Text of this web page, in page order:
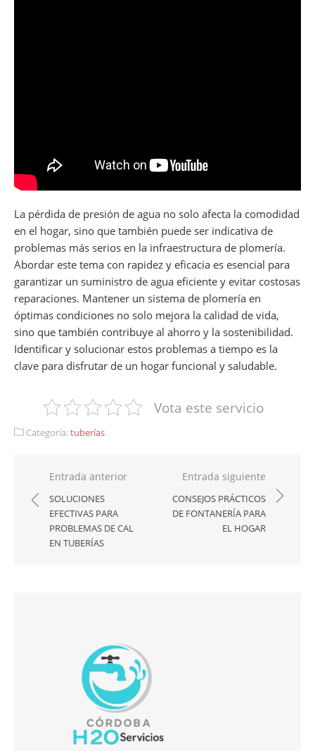
La pérdida de presión de agua no solo afecta la comodidad
en el hogar, sino que también puede ser indicativa de
problemas más serios en la infraestructura de plomería.
Abordar este tema con rapidez y eficacia es esencial para
garantizar un suministro de agua eficiente y evitar costosas
reparaciones. Mantener un sistema de plomería en
óptimas condiciones no solo mejora la calidad de vida,
sino que también contribuye al ahorro y la sostenibilidad.
Identificar y solucionar estos problemas a tiempo es la
clave para disfrutar de un hogar funcional y saludable.
Vota este servicio
Categoría:tuberías
Navegación
de
entradas
Entrada anterior
SOLUCIONES
EFECTIVAS PARA
PROBLEMAS DE CAL
EN TUBERÍAS
Entrada siguiente
CONSEJOS PRÁCTICOS
DE FONTANERÍA PARA
EL HOGAR